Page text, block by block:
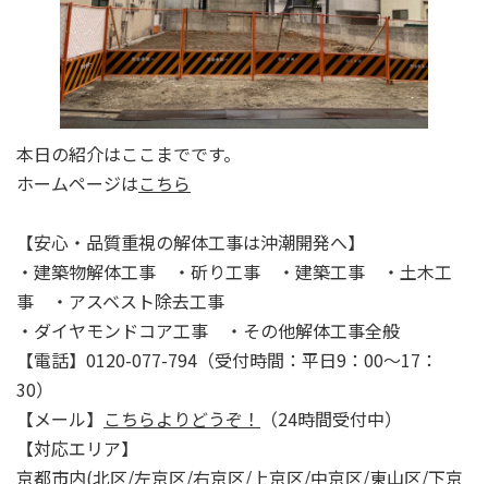
本日の紹介はここまでです。
ホームページはこちら
【安心・品質重視の解体工事は沖潮開発へ】
・建築物解体工事 ・斫り工事 ・建築工事 ・土木工
事 ・アスベスト除去工事
・ダイヤモンドコア工事 ・その他解体工事全般
【電話】0120-077-794（受付時間：平日9：00～17：
30）
【メール】 こちらよりどうぞ！
（24時間受付中）
【対応エリア】
京都市内(北区/左京区/右京区/上京区/中京区/東山区/下京